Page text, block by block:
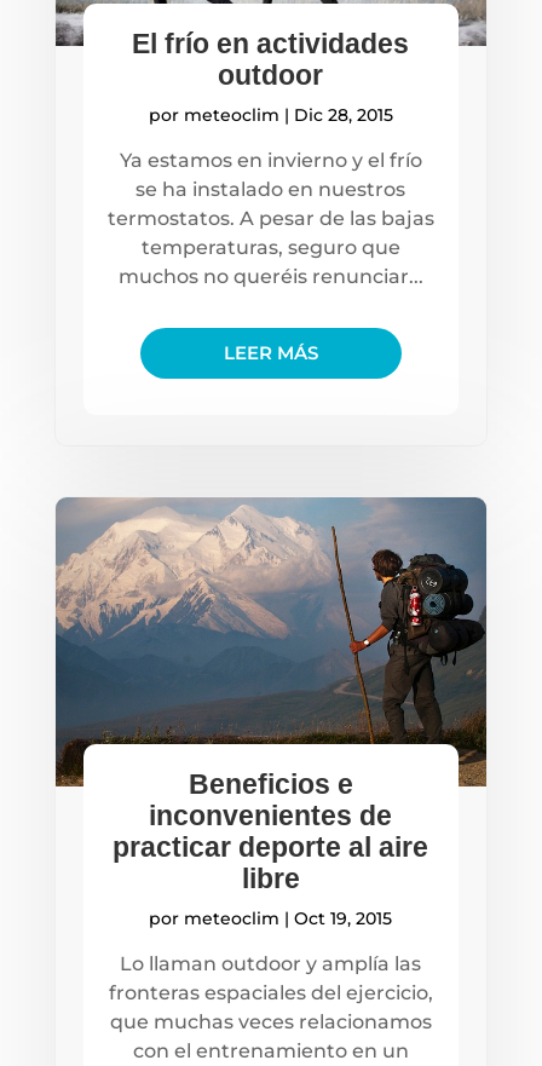
El frío en actividades
outdoor
por meteoclim | Dic 28, 2015
Ya estamos en invierno y el frío
se ha instalado en nuestros
termostatos. A pesar de las bajas
temperaturas, seguro que
muchos no queréis renunciar...
LEER MÁS
Beneficios e
inconvenientes de
practicar deporte al aire
libre
por meteoclim |Oct 19, 2015
Lo llaman outdoor y amplía las
fronteras espaciales del ejercicio,
que muchas veces relacionamos
con el entrenamiento en un